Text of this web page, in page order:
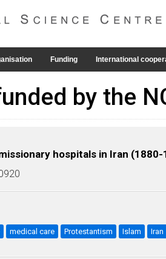
Funding International
by the
hospitals in Iran
medical care Protestantism Islam Iran